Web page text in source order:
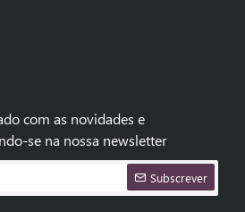
com as novidades e
se na nossa newsletter
Subscrever